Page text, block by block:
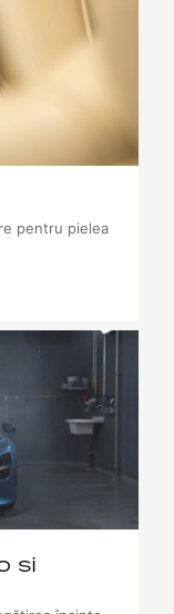
pentru pielea
si